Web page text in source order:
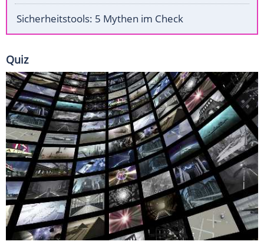
Sicherheitstools: 5 Mythen im Check
Quiz